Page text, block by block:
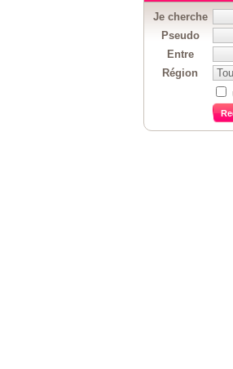
Je cherche
Pseudo
Entre
Région